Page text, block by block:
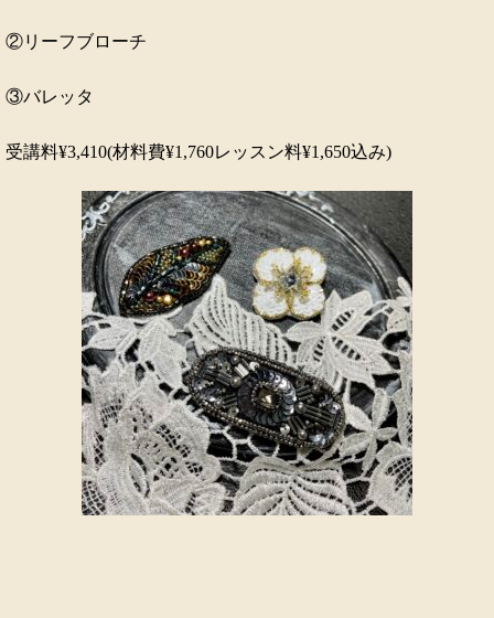
②リーフブローチ
③バレッタ
受講料¥3,410(材料費¥1,760レッスン料¥1,650込み)